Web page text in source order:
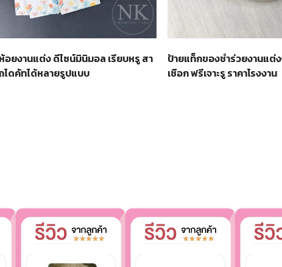
อยงานแต่ง ดีไซน์มินิมอล เรียบหรู สา
ไดคัทได้หลายรูปแบบ
ป้ายแท็กของชำร่วยงานแต่
เชือก ฟรีเจาะรู ราคาโรงงาน